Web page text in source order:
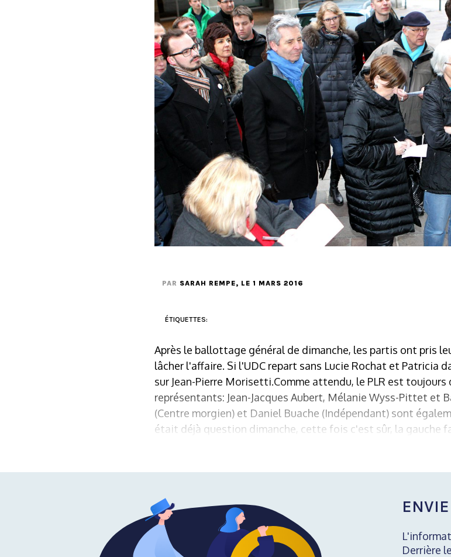
PAR SARAH REMPE, LE 1 MARS 2016
ÉTIQUETTES:
Après le ballottage général de dimanche, les partis ont pris
lâcher l'affaire. Si l'UDC repart sans Lucie Rochat et Patricia
sur Jean-Pierre Morisetti.Comme attendu, le PLR est toujours
représentants: Jean-Jacques Aubert, Mélanie Wyss-Pittet et
(Centre morgien) et Daniel Buache (Indépendant) sont
était déjà question dimanche, cette fois c'est sûr, la gauche
Derrière